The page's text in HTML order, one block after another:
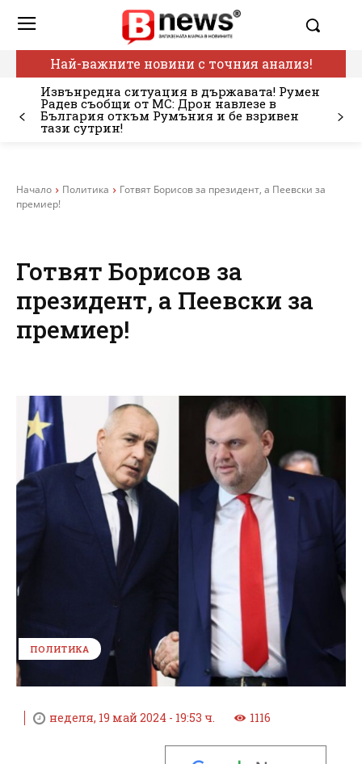
Най-важните новини с точния анализ!
Извънредна ситуация в държавата! Румен
Радев съобщи от МС: Дрон навлезе в
България откъм Румъния и бе взривен
тази сутрин!
Начало Политика
Готвят Борисов за президент, а Пеевски за
премиер!
Готвят Борисов за
президент, а Пеевски за
премиер!
ПОЛИТИКА
неделя, 19 май 2024 - 19:53 ч. 1116